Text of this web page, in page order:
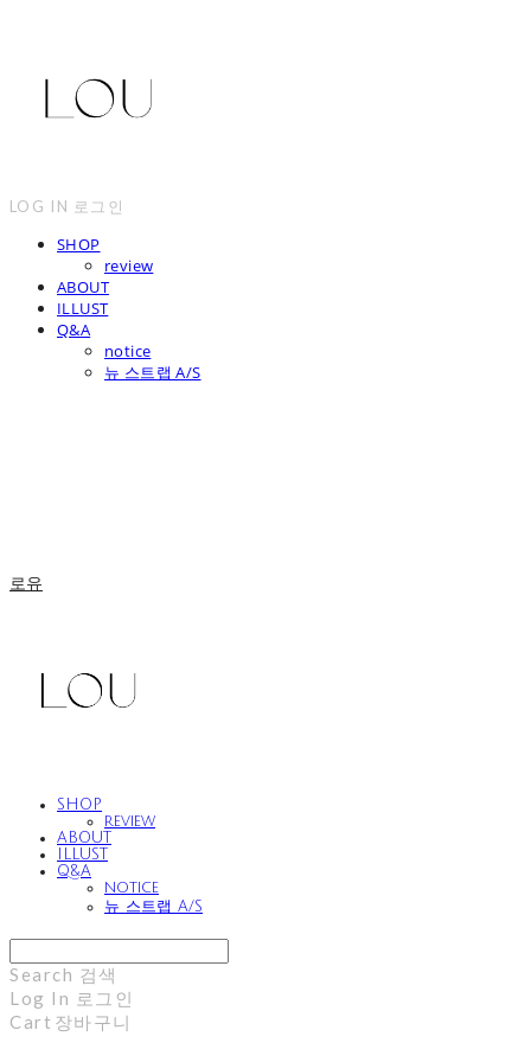
LOG IN 로그인
SHOP
review
ABOUT
ILLUST
Q&A
notice
뉴 스트랩 A/S
로유
SHOP
review
ABOUT
ILLUST
Q&A
notice
뉴 스트랩 A/S
Search 검색
Log In 로그인
Cart 장바구니